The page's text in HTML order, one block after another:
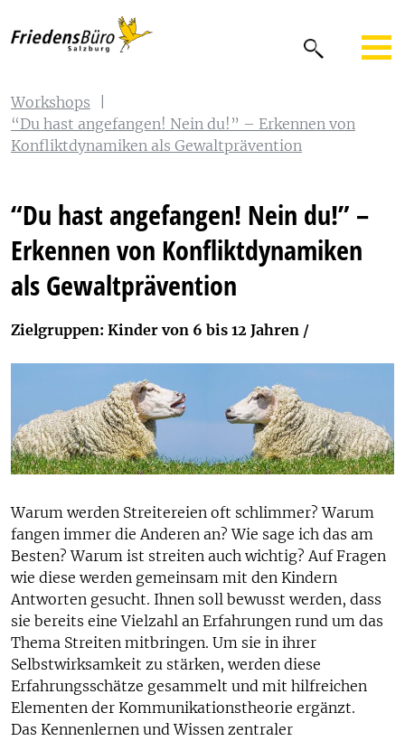
Workshops
“Du hast angefangen! Nein du!” – Erkennen von
Konfliktdynamiken als Gewaltprävention
“Du hast angefangen! Nein du!” –
Erkennen von Konfliktdynamiken
als Gewaltprävention
Zielgruppen: Kinder von 6 bis 12 Jahren /
Warum werden Streitereien oft schlimmer? Warum
fangen immer die Anderen an? Wie sage ich das am
Besten? Warum ist streiten auch wichtig? Auf Fragen
wie diese werden gemeinsam mit den Kindern
Antworten gesucht. Ihnen soll bewusst werden, dass
sie bereits eine Vielzahl an Erfahrungen rund um das
Thema Streiten mitbringen. Um sie in ihrer
Selbstwirksamkeit zu stärken, werden diese
Erfahrungsschätze gesammelt und mit hilfreichen
Elementen der Kommunikationstheorie ergänzt.
Das Kennenlernen und Wissen zentraler